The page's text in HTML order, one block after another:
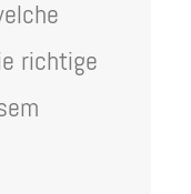
richtige